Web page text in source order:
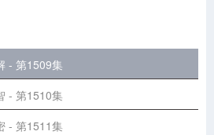
- 第1508集
- 第1509集
- 第1510集
- 第1511集